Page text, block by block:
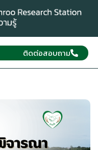
ติดต่อสอบถาม